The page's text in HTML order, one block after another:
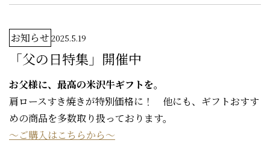
お知らせ 2025.5.19
「父の日特集」開催中
お父様に、最高の米沢牛ギフトを。
肩ロースすき焼きが特別価格に！ 他にも、ギフトおすす
めの商品を多数取り扱っております。
～ご購入はこちらから～